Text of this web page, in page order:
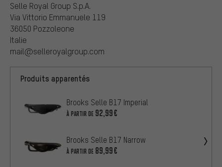
Selle Royal Group S.p.A.
Via Vittorio Emmanuele 119
36050 Pozzoleone
Italie
mail@selleroyalgroup.com
Produits apparentés
Brooks Selle B17 Imperial
À PARTIR DE 92,99€
Brooks Selle B17 Narrow
À PARTIR DE 89,99€